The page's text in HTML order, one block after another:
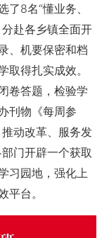
8名“懂业务、
赴各乡镇全面开
、机要保密和档
取得扎实成效。
卷答题，检验学
刊物《每周参
动改革、服务发
门开辟一个获取
习园地，强化上
平台。